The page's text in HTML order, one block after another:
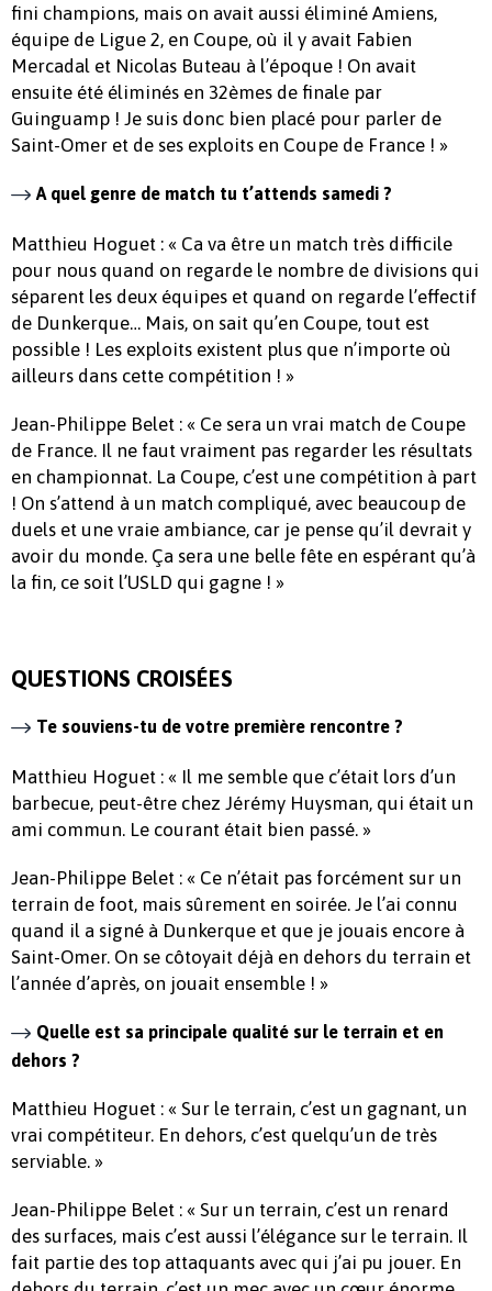
fini champions, mais on avait aussi éliminé Amiens,
équipe de Ligue 2, en Coupe, où il y avait Fabien
Mercadal et Nicolas Buteau à l’époque ! On avait
ensuite été éliminés en 32èmes de finale par
Guinguamp ! Je suis donc bien placé pour parler de
Saint-Omer et de ses exploits en Coupe de France ! »
A quel genre de match tu t’attends samedi ?
Matthieu Hoguet : « Ca va être un match très difficile
pour nous quand on regarde le nombre de divisions qui
séparent les deux équipes et quand on regarde l’effectif
de Dunkerque… Mais, on sait qu’en Coupe, tout est
possible ! Les exploits existent plus que n’importe où
ailleurs dans cette compétition ! »
Jean-Philippe Belet : « Ce sera un vrai match de Coupe
de France. Il ne faut vraiment pas regarder les résultats
en championnat. La Coupe, c’est une compétition à part
! On s’attend à un match compliqué, avec beaucoup de
duels et une vraie ambiance, car je pense qu’il devrait y
avoir du monde. Ça sera une belle fête en espérant qu’à
la fin, ce soit l’USLD qui gagne ! »
QUESTIONS CROISÉES
Te souviens-tu de votre première rencontre ?
Matthieu Hoguet : « Il me semble que c’était lors d’un
barbecue, peut-être chez Jérémy Huysman, qui était un
ami commun. Le courant était bien passé. »
Jean-Philippe Belet : « Ce n’était pas forcément sur un
terrain de foot, mais sûrement en soirée. Je l’ai connu
quand il a signé à Dunkerque et que je jouais encore à
Saint-Omer. On se côtoyait déjà en dehors du terrain et
l’année d’après, on jouait ensemble ! »
Quelle est sa principale qualité sur le terrain et en
dehors ?
Matthieu Hoguet : « Sur le terrain, c’est un gagnant, un
vrai compétiteur. En dehors, c’est quelqu’un de très
serviable. »
Jean-Philippe Belet : « Sur un terrain, c’est un renard
des surfaces, mais c’est aussi l’élégance sur le terrain. Il
fait partie des top attaquants avec qui j’ai pu jouer. En